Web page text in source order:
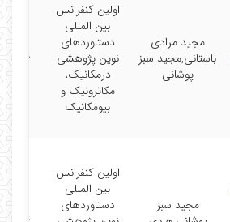
مجید مرادی
باستانی,مجید سبز
پوشانی
اولین کنفرانس
بین المللی
دستاوردهای
نوین پژوهشی
درمکانیک،
مکاترونیک و
بیومکانیک
5-26
مجید سبز
اولین کنفرانس
بین المللی
دستاوردهای